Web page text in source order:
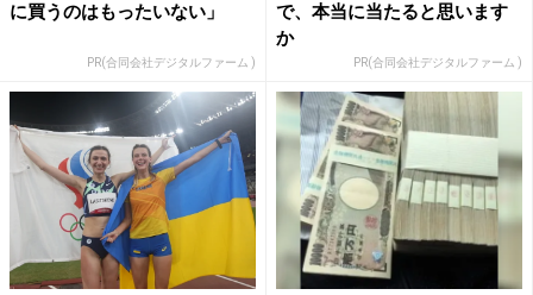
に買うのはもったいない」
PR(合同会社デジタルファーム )
で、本当に当たると思います
か
PR(合同会社デジタルファーム )